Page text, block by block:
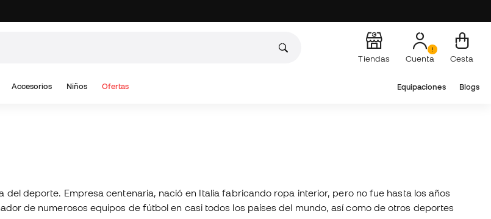
Tiendas Cuenta Cesta
Accesorios Niños Ofertas Equipaciones Blogs
deporte. Empresa centenaria, nació en Italia fabricando ropa interior, pero no fue hasta los años
de numerosos equipos de fútbol en casi todos los países del mundo, así como de otros deportes